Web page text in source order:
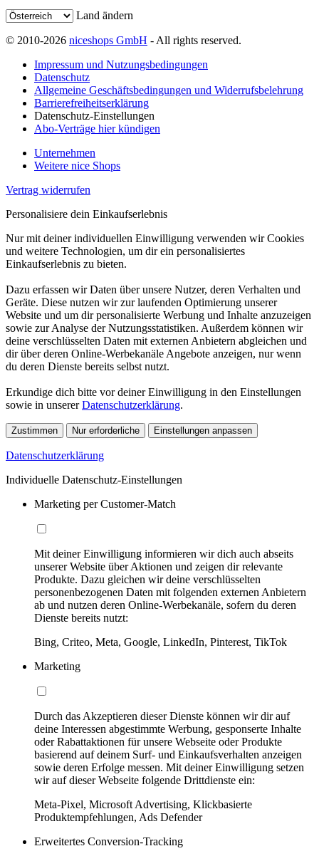
Land ändern
© 2010-2026 niceshops GmbH - All rights reserved.
Impressum und Nutzungsbedingungen
Datenschutz
Allgemeine Geschäftsbedingungen und Widerrufsbelehrung
Barrierefreiheitserklärung
Datenschutz-Einstellungen
Abo-Verträge hier kündigen
Unternehmen
Weitere nice Shops
Vertrag widerrufen
Personalisiere dein Einkaufserlebnis
Nur mit deiner individuellen Einwilligung verwenden wir Cookies
und weitere Technologien, um dir ein personalisiertes
Einkaufserlebnis zu bieten.
Dazu erfassen wir Daten über unsere Nutzer, deren Verhalten und
Geräte. Diese nutzen wir zur laufenden Optimierung unserer
Website und um dir personalisierte Werbung und Inhalte anzuzeigen
sowie zur Analyse der Nutzungsstatistiken. Außerdem können wir
deine verschlüsselten Daten mit externen Anbietern abgleichen und
dir über deren Online-Werbekanäle Angebote anzeigen, nur wenn
du deren Dienste bereits selbst nutzt.
Erkundige dich bitte vor deiner Einwilligung in den Einstellungen
sowie in unsererDatenschutzerklärung.
Zustimmen Nur erforderliche Einstellungen anpassen
Datenschutzerklärung
Individuelle Datenschutz-Einstellungen
Marketing per Customer-Match
Mit deiner Einwilligung informieren wir dich auch abseits
unserer Website über Aktionen und zeigen dir relevante
Produkte. Dazu gleichen wir deine verschlüsselten
personenbezogenen Daten mit folgenden externen Anbietern
ab und nutzen deren Online-Werbekanäle, sofern du deren
Dienste bereits nutzt:
Bing, Criteo, Meta, Google, LinkedIn, Pinterest, TikTok
Marketing
Durch das Akzeptieren dieser Dienste können wir dir auf
deine Interessen abgestimmte Werbung, gesponserte Inhalte
oder Rabattaktionen für unsere Webseite oder Produkte
basierend auf deinem Surf- und Einkaufsverhalten anzeigen
sowie deren Erfolge messen. Mit deiner Einwilligung setzen
wir auf dieser Webseite folgende Drittdienste ein:
Meta-Pixel, Microsoft Advertising, Klickbasierte
Produktempfehlungen, Ads Defender
Erweitertes Conversion-Tracking